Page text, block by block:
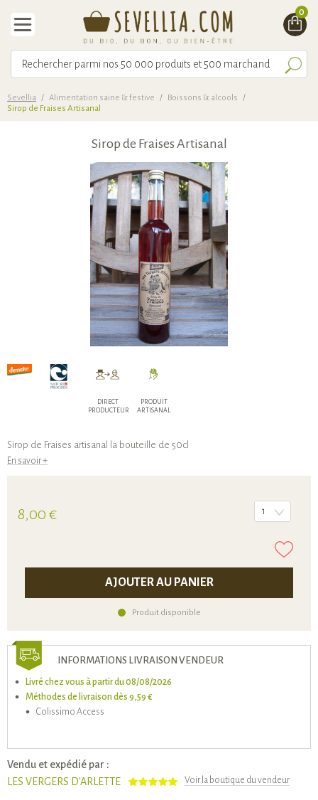
0
Sevellia / Alimentation saine & festive / Boissons & alcools
/
Sirop de Fraises Artisanal
Sirop de Fraises Artisanal
DIRECT
PRODUCTEUR
PRODUIT
ARTISANAL
Sirop de Fraises artisanal la bouteille de 50cl
En savoir +
8,00 € 1
AJOUTER AU PANIER
Produit disponible
INFORMATIONS LIVRAISON VENDEUR
Livré chez vous à partir du 08/08/2026
Méthodes de livraison dès 9,59 €
Colissimo Access
Vendu et expédié par :
LES VERGERS D'ARLETTE
Voir la boutique du vendeur